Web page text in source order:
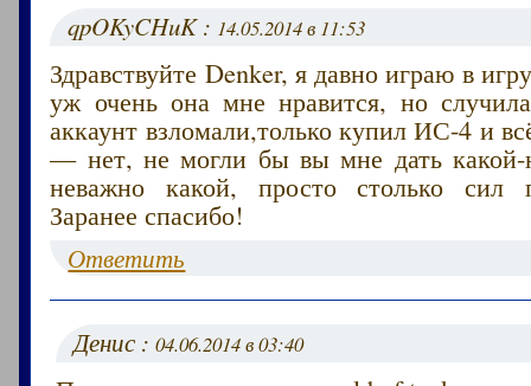
qpOKyCHuK : 14.05.2014 в 11:53
Здравствуйте Denker, я давно играю в
уж очень она мне нравится, но
аккаунт взломали,только купил ИС-4 и
— нет, не могли бы вы мне дать какой-
неважно какой, просто столько сил
Заранее спасибо!
Ответить
Денис :04.06.2014 в 03:40